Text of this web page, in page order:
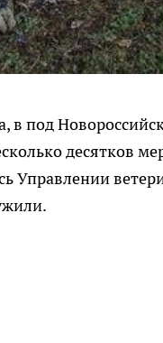
в под
десятков
Управлении